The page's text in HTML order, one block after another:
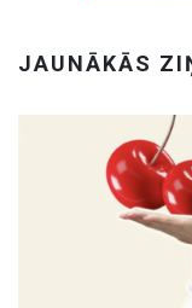
JAUNĀKĀS